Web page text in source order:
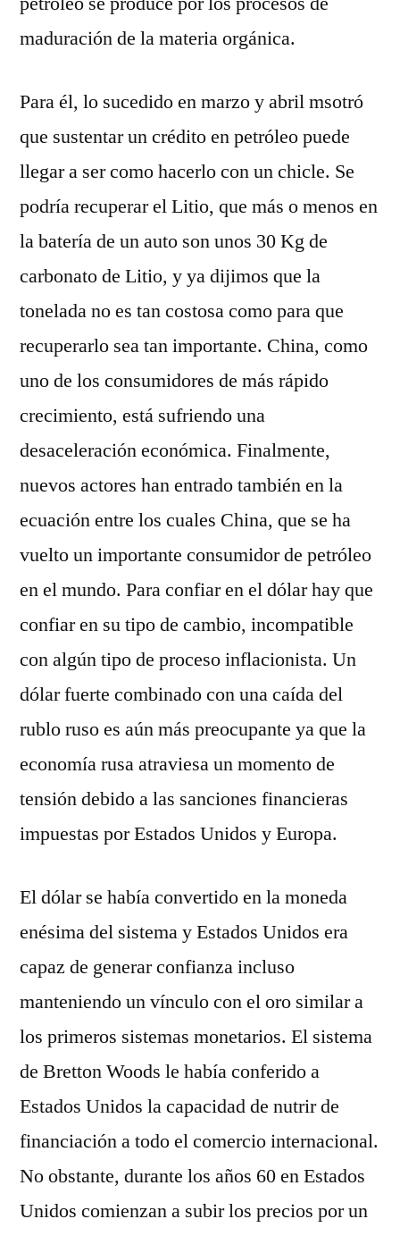
maduración de la materia orgánica.
Para él, lo sucedido en marzo y abril msotró
que sustentar un crédito en petróleo puede
llegar a ser como hacerlo con un chicle. Se
podría recuperar el Litio, que más o menos en
la batería de un auto son unos 30 Kg de
carbonato de Litio, y ya dijimos que la
tonelada no es tan costosa como para que
recuperarlo sea tan importante. China, como
uno de los consumidores de más rápido
crecimiento, está sufriendo una
desaceleración económica. Finalmente,
nuevos actores han entrado también en la
ecuación entre los cuales China, que se ha
vuelto un importante consumidor de petróleo
en el mundo. Para confiar en el dólar hay que
confiar en su tipo de cambio, incompatible
con algún tipo de proceso inflacionista. Un
dólar fuerte combinado con una caída del
rublo ruso es aún más preocupante ya que la
economía rusa atraviesa un momento de
tensión debido a las sanciones financieras
impuestas por Estados Unidos y Europa.
El dólar se había convertido en la moneda
enésima del sistema y Estados Unidos era
capaz de generar confianza incluso
manteniendo un vínculo con el oro similar a
los primeros sistemas monetarios. El sistema
de Bretton Woods le había conferido a
Estados Unidos la capacidad de nutrir de
financiación a todo el comercio internacional.
No obstante, durante los años 60 en Estados
Unidos comienzan a subir los precios por un